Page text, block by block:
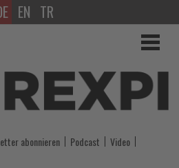
EN TR
abonnieren Podcast
Video